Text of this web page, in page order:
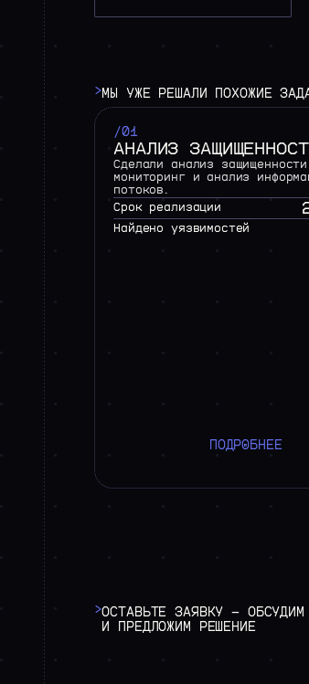
>МЫ УЖЕ РЕШАЛИ ПОХОЖИЕ
/01
АНАЛИЗ
Сделали анализ
мониторинг и анализ
потоков.
Срок реализации
Найдено уязвимостей
ПОДРОБНЕЕ
>ОСТАВЬТЕ ЗАЯВКУ — ОБСУДИМ
И
ПРЕДЛОЖИМ РЕШЕНИЕ